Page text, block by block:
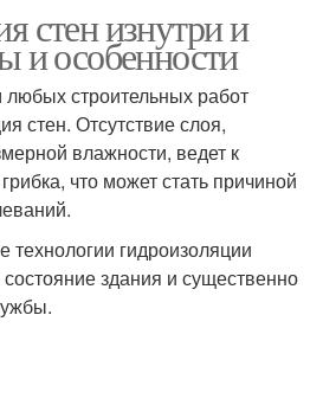
стен изнутри и
и особенности
строительных работ
стен. Отсутствие слоя,
влажности, ведет к
что может стать причиной
технологии гидроизоляции
здания и существенно